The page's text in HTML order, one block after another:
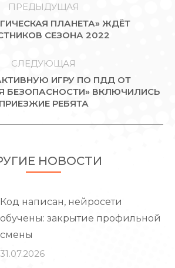
ПРЕДЫДУЩАЯ
Предыдущая
ПЛАНЕТА» ЖДЁТ
СЕЗОНА 2022
СЛЕДУЮЩАЯ
Следующая
запись:
ИГРУ ПО ПДД ОТ
БЕЗОПАСНОСТИ» ВКЛЮЧИЛИСЬ
ПРИЕЗЖИЕ РЕБЯТА
НОВОСТИ
Код написан, нейросети
обучены: закрытие профильной
смены
31.07.2026